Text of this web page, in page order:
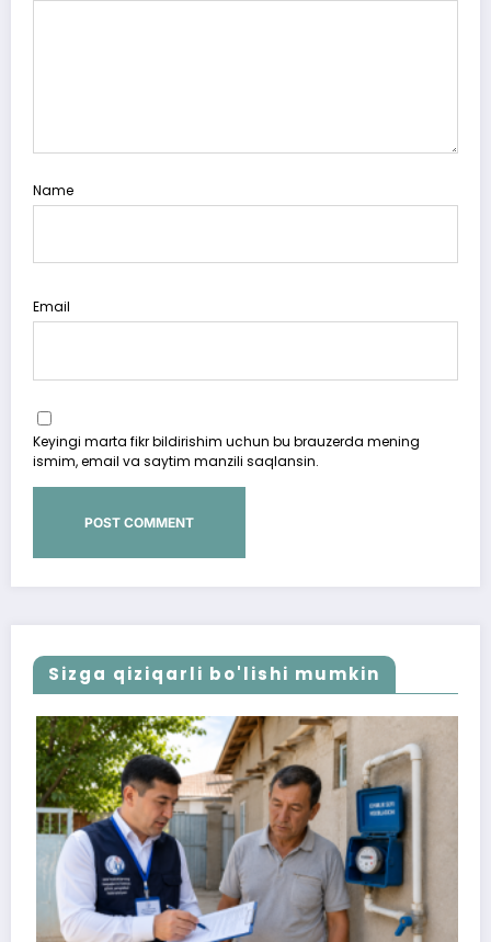
Name
Email
Keyingi marta fikr bildirishim uchun bu brauzerda mening
ismim, email va saytim manzili saqlansin.
Sizga qiziqarli bo'lishi mumkin